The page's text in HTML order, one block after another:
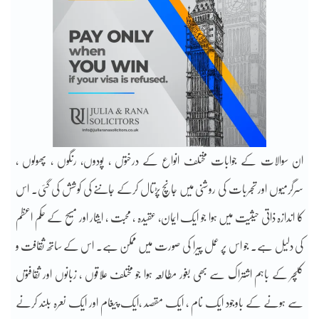
ان سوالات کے جوابات مختلف انواع کے درختوں ، پودوں، رنگوں ، پھولوں ،
سرگرمیوں اور تجربات کی روشنی میں جانچ پڑتال کرکے جاننے کی کوشش کی گئی۔ اس
کا اندازہ ذاتی حیثیت میں ہوا جو ایک ایمان، عقیدہ ، محبت ، ایثار اور مسیح کے حکم اعظم
کی دلیل ہے۔ جو اس پر عمل پیرا کی صورت میں ممکن ہے۔ اس کے ساتھ ثقافت و
کلچر کے باہم اشتراک سے بھی بغور مطالعہ ہوا جو مختلف علاقوں ، زبانوں اور ثقافتوں
سے ہونے کے باوجود ایک نام ، ایک مقصد ،ایک پیغام اور ایک نعرہ بلند کرنے